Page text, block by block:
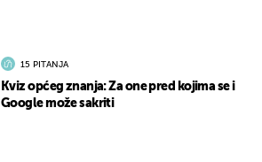
15 PITANJA
Kviz općeg znanja: Za one pred kojima se i
Google može sakriti